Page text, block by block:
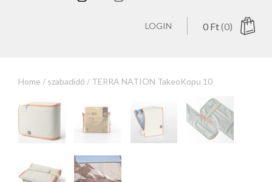
0 Ft(0)
LOGIN
Home / szabadidő / TERRA NATION TakeoKopu 10